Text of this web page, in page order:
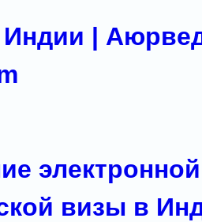
|
электронной
визы в